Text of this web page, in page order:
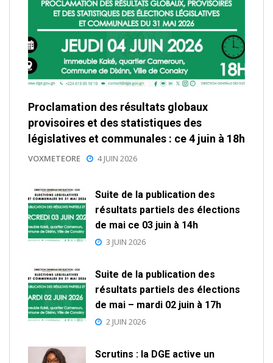
Proclamation des résultats globaux
provisoires et des statistiques des
législatives et communales : ce 4 juin à 18h
VOXMETEORE 4 JUIN 2026
Suite de la publication des
résultats partiels des élections
de mai ce 03 juin à 14h
3 JUIN 2026
Suite de la publication des
résultats partiels des élections
de mai – mardi 02 juin à 17h
2 JUIN 2026
Scrutins : la DGE active un